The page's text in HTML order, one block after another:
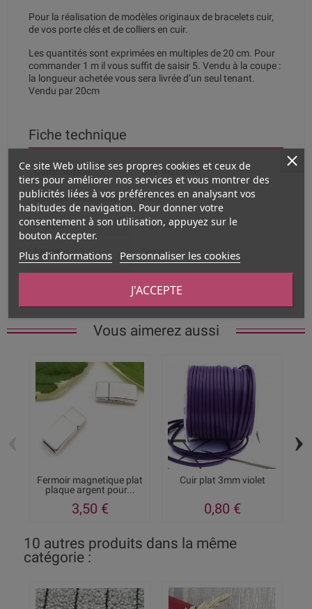
Pour la réalisation de modèles originaux de bracelets cuir,
de vos porte clés et de colliers en cuir.
Les quantités sont exprimées en multiples de 20 cm. Pour
commander 1 m il vous suffit de saisir 5. Vendu à la coupe :
la longueur achetée vous sera livrée d’un seul tenant.
Vendu par 20cm
Fiche technique
Composition Cuir Véritable
Couleur dominante Violet
Aspect Cuir clous
Largeur 5mm
Vous aimerez aussi
Fermoir magnetique plat
plaque argent pour...
3,50 €
Cuir plat 3mm violet
0,80 €
›
10 autres produits dans la même
catégorie :
Ce site Web utilise ses propres cookies et ceux de
tiers pour améliorer nos services et vous montrer des
publicités liées à vos préférences en analysant vos
habitudes de navigation. Pour donner votre
consentement à son utilisation, appuyez sur le
bouton Accepter.
Plus d'informations Personnaliser les cookies
J'ACCEPTE